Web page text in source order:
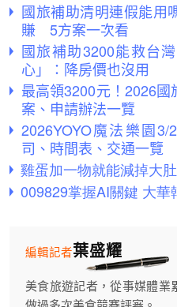
國旅補助清明連假能用
賺 5方案一次看
國旅補助3200能救台
心」：降房價也沒用
最高領3200元！2026
案、申請辦法一覽
2026YOYO魔法樂園
司、時間表、交通一覽
葉盛耀
編輯記者
美食旅遊記者，從事媒體業